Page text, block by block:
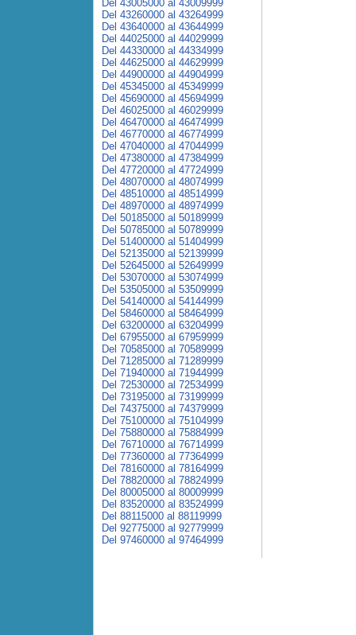
Del 43005000 al 43009999
Del 43260000 al 43264999
Del 43640000 al 43644999
Del 44025000 al 44029999
Del 44330000 al 44334999
Del 44625000 al 44629999
Del 44900000 al 44904999
Del 45345000 al 45349999
Del 45690000 al 45694999
Del 46025000 al 46029999
Del 46470000 al 46474999
Del 46770000 al 46774999
Del 47040000 al 47044999
Del 47380000 al 47384999
Del 47720000 al 47724999
Del 48070000 al 48074999
Del 48510000 al 48514999
Del 48970000 al 48974999
Del 50185000 al 50189999
Del 50785000 al 50789999
Del 51400000 al 51404999
Del 52135000 al 52139999
Del 52645000 al 52649999
Del 53070000 al 53074999
Del 53505000 al 53509999
Del 54140000 al 54144999
Del 58460000 al 58464999
Del 63200000 al 63204999
Del 67955000 al 67959999
Del 70585000 al 70589999
Del 71285000 al 71289999
Del 71940000 al 71944999
Del 72530000 al 72534999
Del 73195000 al 73199999
Del 74375000 al 74379999
Del 75100000 al 75104999
Del 75880000 al 75884999
Del 76710000 al 76714999
Del 77360000 al 77364999
Del 78160000 al 78164999
Del 78820000 al 78824999
Del 80005000 al 80009999
Del 83520000 al 83524999
Del 88115000 al 88119999
Del 92775000 al 92779999
Del 97460000 al 97464999